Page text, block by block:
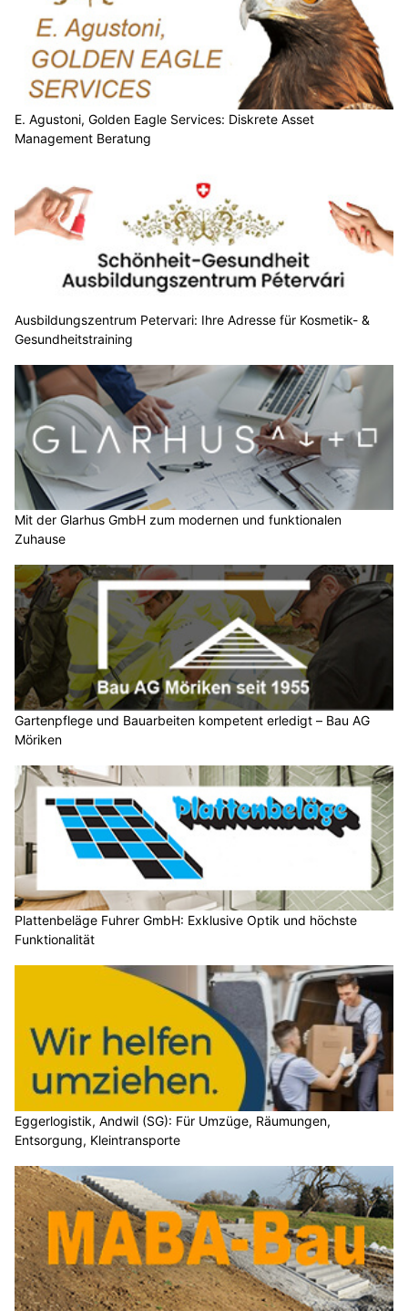
E. Agustoni, Golden Eagle Services: Diskrete Asset
Management Beratung
Ausbildungszentrum Petervari: Ihre Adresse für Kosmetik- &
Gesundheitstraining
Mit der Glarhus GmbH zum modernen und funktionalen
Zuhause
Gartenpflege und Bauarbeiten kompetent erledigt – Bau AG
Möriken
Plattenbeläge Fuhrer GmbH: Exklusive Optik und höchste
Funktionalität
Eggerlogistik, Andwil (SG): Für Umzüge, Räumungen,
Entsorgung, Kleintransporte